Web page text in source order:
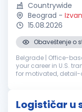
Countrywide
Beograd -
15.08.2026
Obaveštenje o
Belgrade | Office-
your career in U.S.
for motivated, detail-
Logističar u